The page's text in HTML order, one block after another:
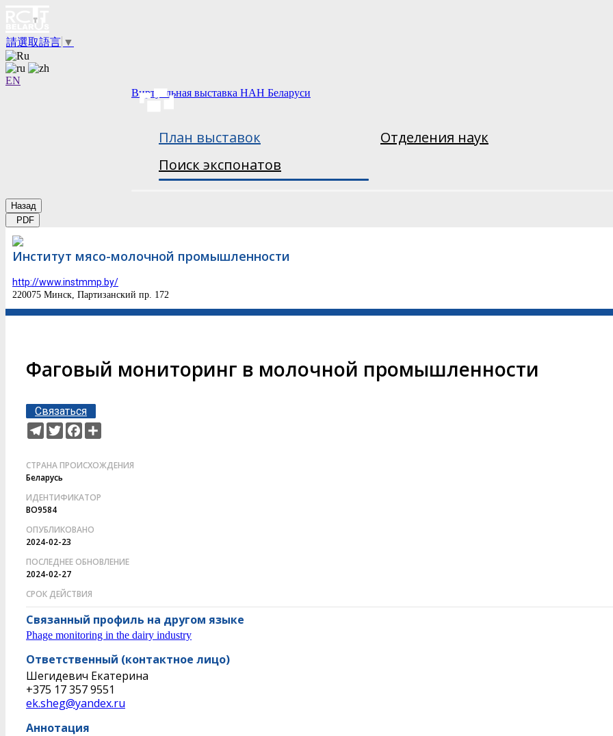
請選取語言 ▼
EN
Виртуальная выставка НАН Беларуси
План выставок
Отделения наук
Поиск экспонатов
Назад
PDF
Институт мясо-молочной промышленности
http://www.instmmp.by/
220075 Минск, Партизанский пр. 172
Фаговый мониторинг в молочной промышленности
Связаться
Telegram
TwitterFacebook
СТРАНА ПРОИСХОЖДЕНИЯ
Беларусь
ИДЕНТИФИКАТОР
BO9584
ОПУБЛИКОВАНО
2024-02-23
ПОСЛЕДНЕЕ ОБНОВЛЕНИЕ
2024-02-27
СРОК ДЕЙСТВИЯ
Связанный профиль на другом языке
Phage monitoring in the dairy industry
Ответственный (контактное лицо)
Шегидевич Екатерина
+375 17 357 9551
ek.sheg@yandex.ru
Аннотация